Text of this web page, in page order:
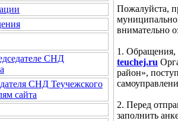
СНД
СНД Теучежского
сайта
Пожалуйста,
внимательно
1. Обращения,
teuchej.ru
район»,
2. Перед
заполнить